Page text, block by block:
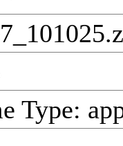
Type: